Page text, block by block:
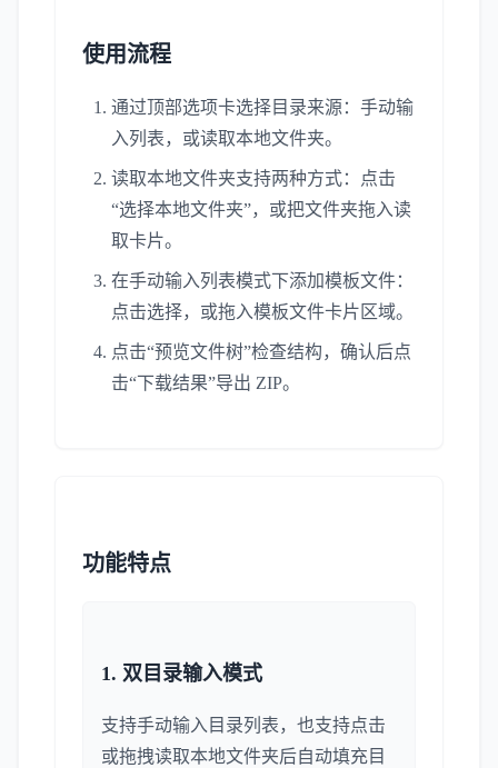
使用流程
通过顶部选项卡选择目录来源：手动输
入列表，或读取本地文件夹。
读取本地文件夹支持两种方式：点击
“选择本地文件夹”，或把文件夹拖入读
取卡片。
在手动输入列表模式下添加模板文件：
点击选择，或拖入模板文件卡片区域。
点击“预览文件树”检查结构，确认后点
击“下载结果”导出 ZIP。
功能特点
1. 双目录输入模式
支持手动输入目录列表，也支持点击
或拖拽读取本地文件夹后自动填充目